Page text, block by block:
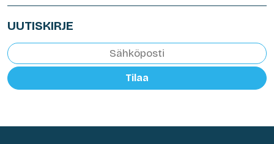
UUTISKIRJE
Tilaa